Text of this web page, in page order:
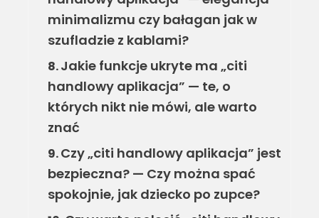
minimalizmu czy bałagan jak w
szufladzie z kablami?
8.Jakie funkcje ukryte ma „citi
handlowy aplikacja” — te, o
których nikt nie mówi, ale warto
znać
9.Czy „citi handlowy aplikacja” jest
bezpieczna? — Czy można spać
spokojnie, jak dziecko po zupce?